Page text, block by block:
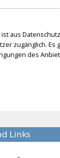
ist aus
zugänglich. Es
des
Links